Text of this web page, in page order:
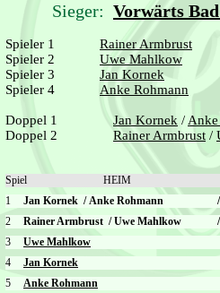
Sieger: Vorwärts
Spieler 1
Rainer Armbrust
Spieler 2
Uwe Mahlkow
Spieler 3
Jan Kornek
Spieler 4
Anke Rohmann
Doppel 1 Jan Kornek /
Doppel 2
Rainer Armbrust /
Spiel HEIM
1
Jan Kornek /Anke Rohmann /
2
Rainer Armbrust /Uwe Mahlkow /
3
Uwe Mahlkow
4
Jan Kornek
5
Anke Rohmann